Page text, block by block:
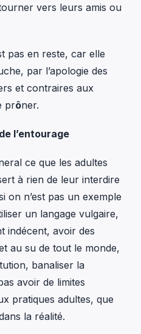
vers leurs amis ou
pas en reste, car elle
par l’apologie des
et contraires aux
prôner.
l’entourage
ce que les adultes
à rien de leur interdire
on n’est pas un exemple
un langage vulgaire,
indécent, avoir des
au su de tout le monde,
banaliser la
avoir de limites
pratiques adultes, que
la réalité.